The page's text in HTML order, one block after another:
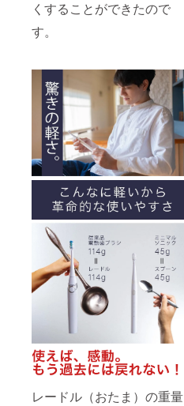
くすることができたので
す。
レードル（おたま）の重量